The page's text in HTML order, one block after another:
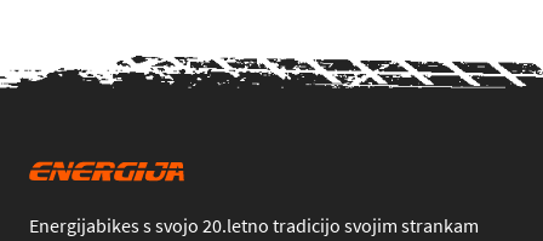
Energijabikes s svojo 20.letno tradicijo svojim strankam